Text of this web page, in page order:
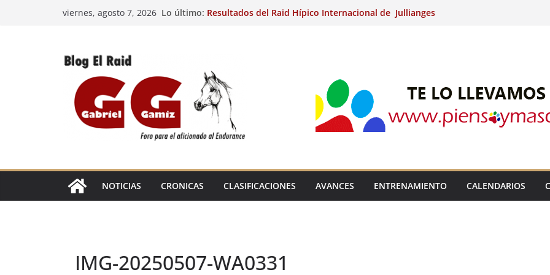
viernes, agosto 7, 2026 Lo último: Resultados del Raid Hípico Internacional de Jullianges
Caballos Jóvenes de Raid.
Raid Hípico Eladina Kung (Badajoz).
EL
NOTICIAS CRONICAS CLASIFICACIONES AVANCES ENTRENAMIENTO CALENDARIOS
IMG-20250507-WA0331